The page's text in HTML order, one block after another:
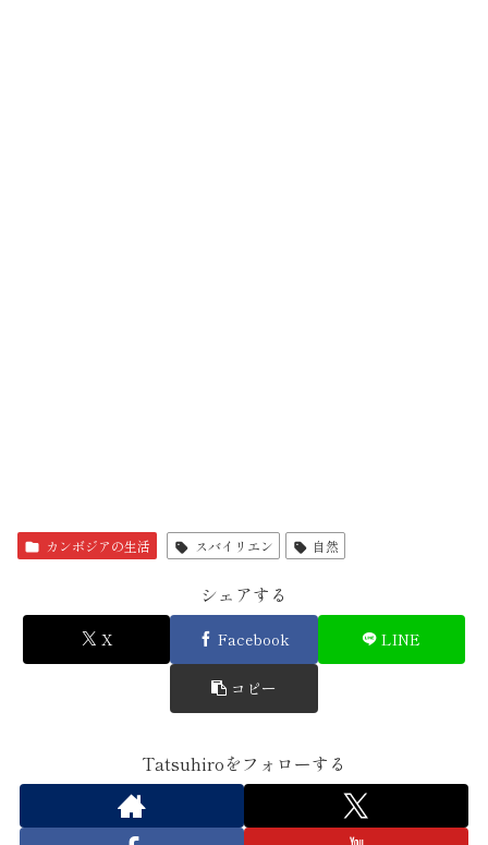
カンボジアの生活 スバイリエン 自然
シェアする
X Facebook LINE
コピー
Tatsuhiroをフォローする